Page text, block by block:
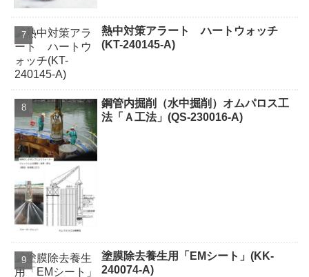
熱中対策アラート ハートウォッチ
(KT-240145-A)
鋼管内掘削（水中掘削）オムパロス工
法「Ａ工法」(QS-230016-A)
塗膜除去養生用「EMシート」(KK-
240074-A)